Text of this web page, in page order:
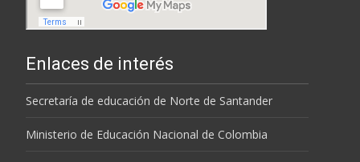
Enlaces de interés
Secretaría de educación de Norte de Santander
Ministerio de Educación Nacional de Colombia